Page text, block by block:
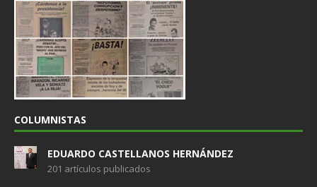
COLUMNISTAS
EDUARDO CASTELLANOS HERNÁNDEZ
201 artículos publicados